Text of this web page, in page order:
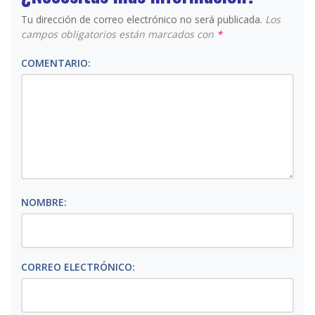
Tu dirección de correo electrónico no será publicada. Los
campos obligatorios están marcados con *
COMENTARIO:
NOMBRE:
CORREO ELECTRÓNICO: